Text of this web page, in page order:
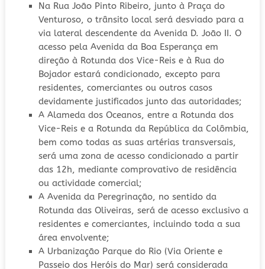
Na Rua João Pinto Ribeiro, junto à Praça do
Venturoso, o trânsito local será desviado para a
via lateral descendente da Avenida D. João II. O
acesso pela Avenida da Boa Esperança em
direção à Rotunda dos Vice-Reis e à Rua do
Bojador estará condicionado, excepto para
residentes, comerciantes ou outros casos
devidamente justificados junto das autoridades;
A Alameda dos Oceanos, entre a Rotunda dos
Vice-Reis e a Rotunda da República da Colômbia,
bem como todas as suas artérias transversais,
será uma zona de acesso condicionado a partir
das 12h, mediante comprovativo de residência
ou actividade comercial;
A Avenida da Peregrinação, no sentido da
Rotunda das Oliveiras, será de acesso exclusivo a
residentes e comerciantes, incluindo toda a sua
área envolvente;
A Urbanização Parque do Rio (Via Oriente e
Passeio dos Heróis do Mar) será considerada